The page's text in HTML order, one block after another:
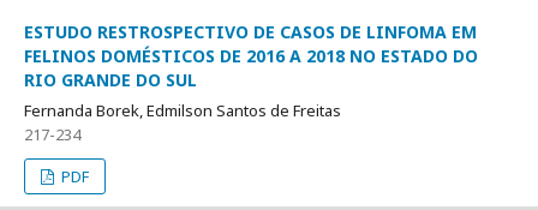
ESTUDO RESTROSPECTIVO DE CASOS DE LINFOMA EM
FELINOS DOMÉSTICOS DE 2016 A 2018 NO ESTADO DO
RIO GRANDE DO SUL
Fernanda Borek, Edmilson Santos de Freitas
217-234
PDF